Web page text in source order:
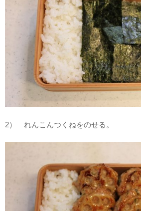
2） れんこんつくねをのせる。